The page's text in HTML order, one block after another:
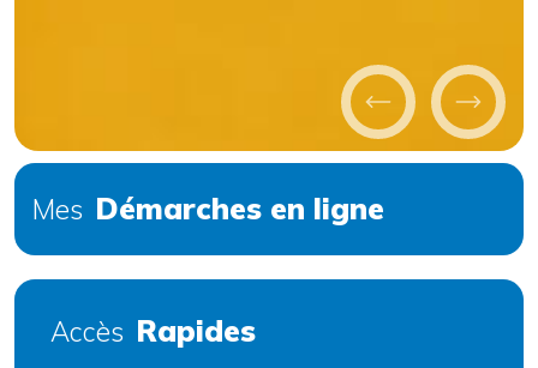
Mes Démarches en ligne
Accès Rapides